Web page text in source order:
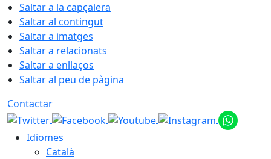
Saltar a la capçalera
Saltar al contingut
Saltar a imatges
Saltar a relacionats
Saltar a enllaços
Saltar al peu de pàgina
Contactar
Idiomes
Català